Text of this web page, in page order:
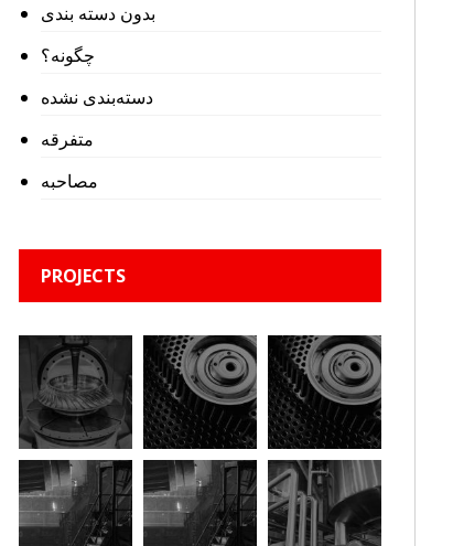
بدون دسته بندی
چگونه؟
دسته‌بندی نشده
متفرقه
مصاحبه
PROJECTS